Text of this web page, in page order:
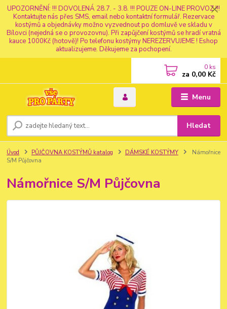
UPOZORNĚNÍ: !!! DOVOLENÁ 28.7. - 3.8. !!! POUZE ON-LINE PROVOZ !!!
Kontaktujte nás přes SMS, email nebo kontaktní formulář. Rezervace
kostýmů a objednávky možno vyzvednout po domluvě ve skladu v
Bílovci (nejedná se o provozovnu). Při zapůjčení kostýmů se hradí vratná
kauce 1000Kč (hotově)! Po telefonu kostýmy NEREZERVUJEME ! Eshop
aktualizujeme. Děkujeme za pochopení.
Menu
Hledat
0 ks
za 0,00 Kč
Úvod PŮJČOVNA KOSTÝMŮ katalog DÁMSKÉ KOSTÝMY
Námořnice
S/M Půjčovna
Námořnice S/M Půjčovna